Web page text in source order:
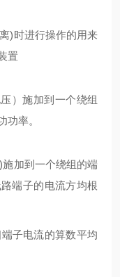
)时进行操作的用来
置
）施加到一个绕组
功率。
施加到一个绕组的端
端子的电流方均根
子电流的算数平均